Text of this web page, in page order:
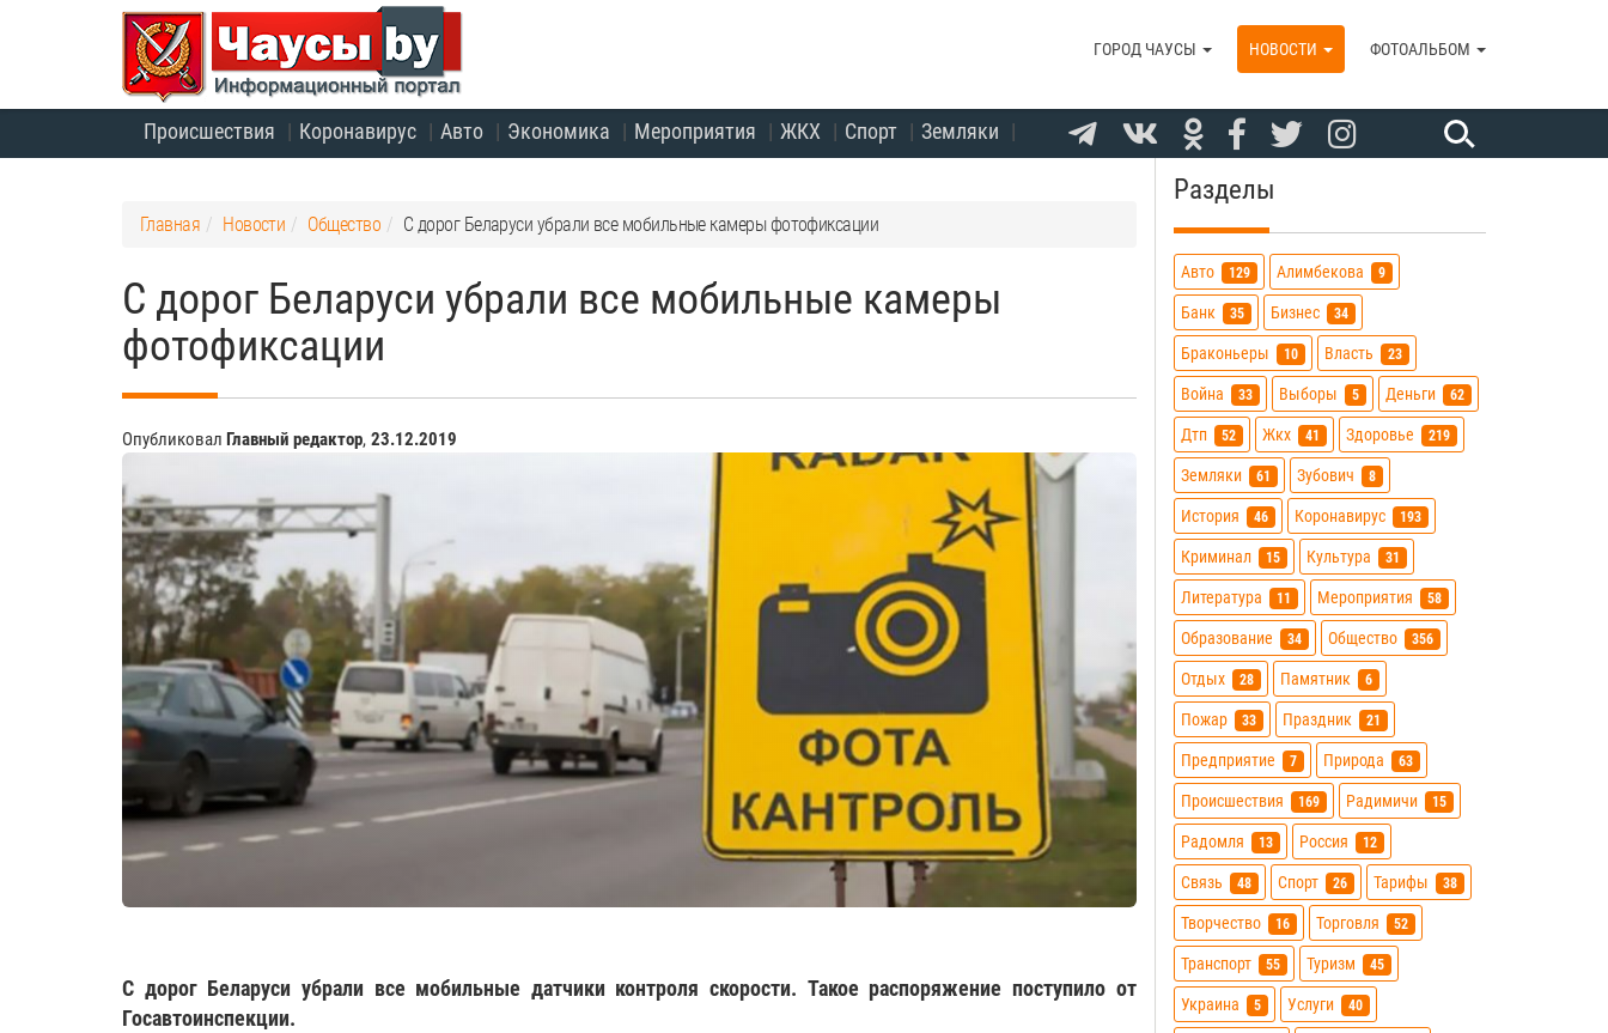
Происшествия Коронавирус Авто Экономика Мероприятия ЖКХ Спорт Земляки
ГОРОД ЧАУСЫ НОВОСТИ ФОТОАЛЬБОМ
Главная Новости Общество С дорог Беларуси убрали все мобильные камеры фотофиксации
С дорог Беларуси убрали все мобильные камеры
фотофиксации
Опубликовал Главный редактор, 23.12.2019
С дорог Беларуси убрали все мобильные датчики контроля скорости. Такое распоряжение поступило от
Госавтоинспекции.
Разделы
Авто 129 Алимбекова 9
Банк 35 Бизнес 34
Браконьеры 10 Власть 23
Война 33 Выборы 5 Деньги 62
Дтп 52 Жкх 41 Здоровье 219
Земляки 61 Зубович 8
История 46 Коронавирус 193
Криминал 15 Культура 31
Литература 11 Мероприятия 58
Образование 34 Общество 356
Отдых 28 Памятник 6
Пожар 33 Праздник 21
Предприятие 7 Природа 63
Происшествия 169 Радимичи 15
Радомля 13 Россия 12
Связь 48 Спорт 26 Тарифы 38
Творчество 16 Торговля 52
Транспорт 55 Туризм 45
Украина 5 Услуги 40